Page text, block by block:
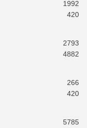
1992
420
2793
4882
266
420
5785